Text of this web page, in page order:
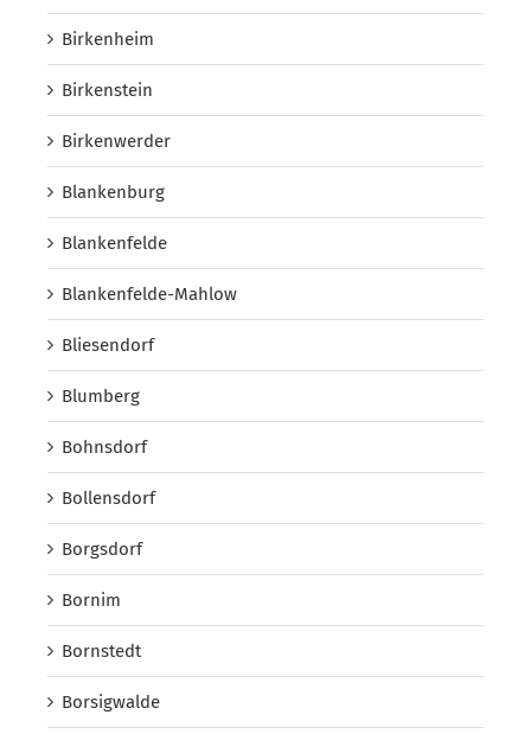
Birkenheim
Birkenstein
Birkenwerder
Blankenburg
Blankenfelde
Blankenfelde-Mahlow
Bliesendorf
Blumberg
Bohnsdorf
Bollensdorf
Borgsdorf
Bornim
Bornstedt
Borsigwalde